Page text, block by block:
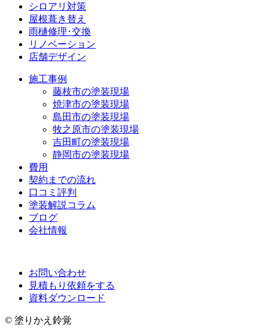
シロアリ対策
屋根葺き替え
雨樋修理･交換
リノベーション
店舗デザイン
施工事例
藤枝市の塗装現場
焼津市の塗装現場
島田市の塗装現場
牧之原市の塗装現場
吉田町の塗装現場
静岡市の塗装現場
費用
契約までの流れ
口コミ評判
塗装解説コラム
ブログ
会社情報
お問い合わせ
見積もり依頼をする
資料ダウンロード
© 塗りかえ鈴覚